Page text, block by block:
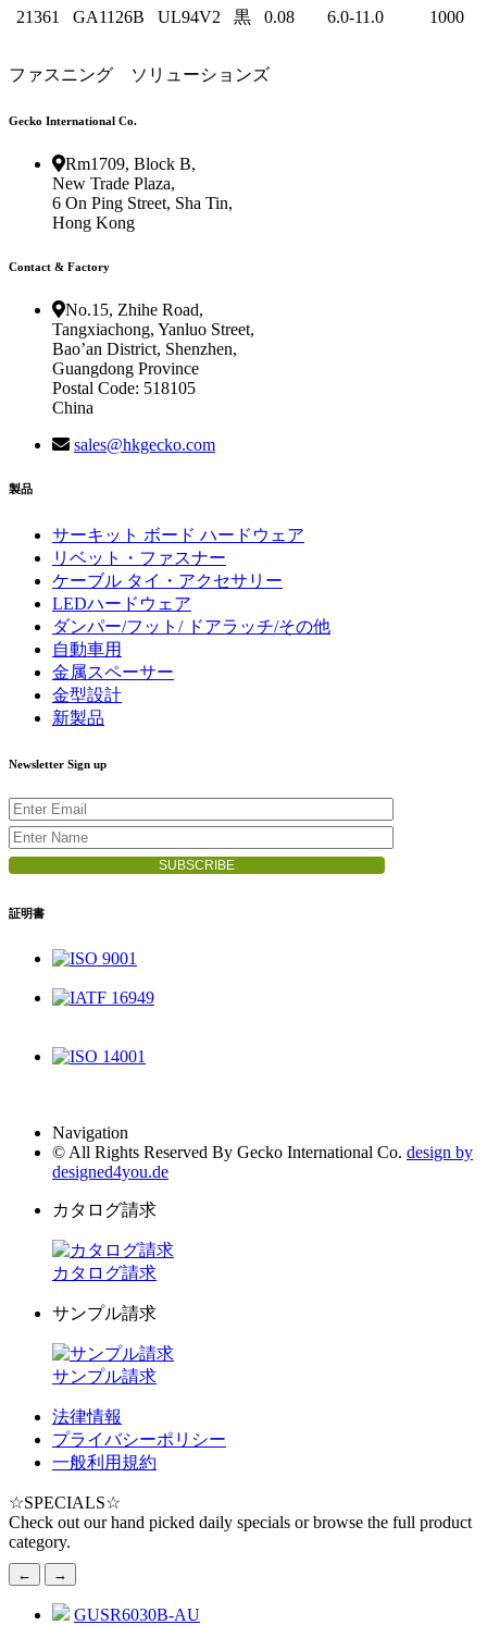
21361 GA1126B UL94V2 黒 0.08 6.0-11.0 1000
ファスニング ソリューションズ
Gecko International Co.
Rm1709, Block B,
New Trade Plaza,
6 On Ping Street, Sha Tin,
Hong Kong
Contact & Factory
No.15, Zhihe Road,
Tangxiachong, Yanluo Street,
Bao’an District, Shenzhen,
Guangdong Province
Postal Code: 518105
China
sales@hkgecko.com
製品
サーキット ボード ハードウェア
リベット・ファスナー
ケーブル タイ・アクセサリー
LEDハードウェア
ダンパー/フット/ ドアラッチ/その他
自動車用
金属スペーサー
金型設計
新製品
Newsletter Sign up
証明書
Navigation
© All Rights Reserved By Gecko International Co. design by
designed4you.de
カタログ請求
カタログ請求
サンプル請求
サンプル請求
法律情報
プライバシーポリシー
一般利用規約
☆SPECIALS☆
Check out our hand picked daily specials or browse the full product
category.
← →
GUSR6030B-AU